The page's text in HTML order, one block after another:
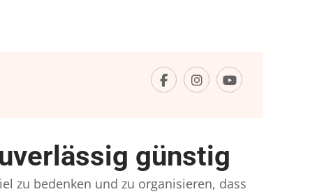
günstig
zu bedenken und zu organisieren, dass